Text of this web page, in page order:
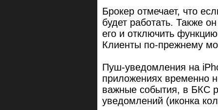
Брокер отмечает, что
будет работать. Также
его и отключить
Клиенты по-прежнему
Пуш-уведомления на
приложениях временно
важные события, в БКС
уведомлений (иконка